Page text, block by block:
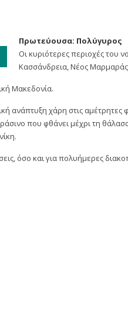
Πρωτεύουσα: Πολύγυρος
Οι κυριότερες περιοχές του
Κασσάνδρεια, Νέος
Μακεδονία.
ανάπτυξη χάρη στις αμέτρητες
που φθάνει μέχρι τη
όσο και για πολυήμερες